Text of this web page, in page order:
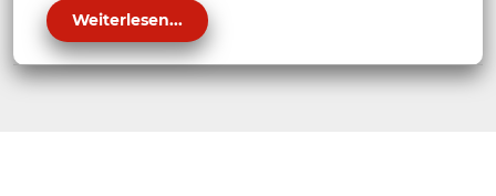
Weiterlesen...